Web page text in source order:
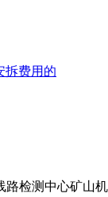
拆费用的
路检测中心矿山